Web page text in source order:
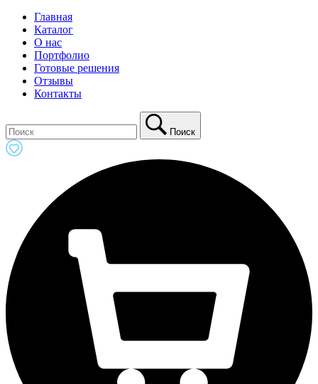
Главная
Каталог
О нас
Портфолио
Готовые решения
Отзывы
Контакты
Поиск